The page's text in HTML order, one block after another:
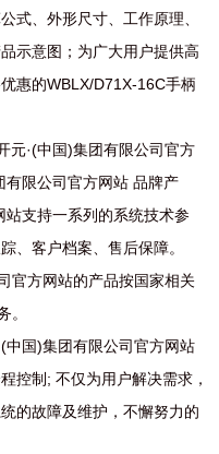
式、外形尺寸、工作原理、
示意图；为广大用户提供高
惠的WBLX/D71X-16C手柄
元·(中国)集团有限公司官方
有限公司官方网站 品牌产
站支持一系列的系统技术参
、客户档案、售后保障。
官方网站的产品按国家相关
。
中国)集团有限公司官方网站
控制; 不仅为用户解决需求，
的故障及维护，不懈努力的